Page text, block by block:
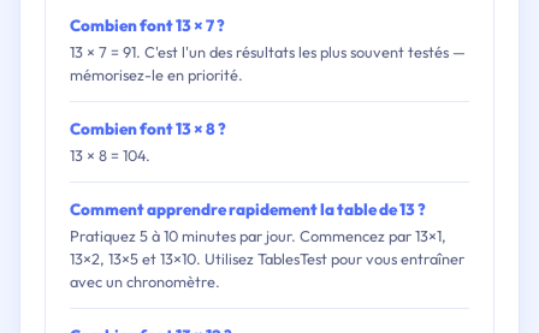
Combien font 13 × 7 ?
13 × 7 = 91. C'est l'un des résultats les plus souvent testés —
mémorisez-le en priorité.
Combien font 13 × 8 ?
13 × 8 = 104.
Comment apprendre rapidement la table de 13 ?
Pratiquez 5 à 10 minutes par jour. Commencez par 13×1,
13×2, 13×5 et 13×10. Utilisez TablesTest pour vous entraîner
avec un chronomètre.